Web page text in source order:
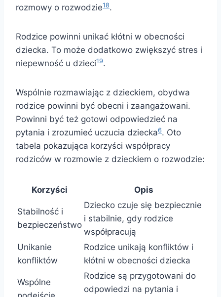
rozmowy o rozwodzie18.
Rodzice powinni unikać kłótni w obecności
dziecka. To może dodatkowo zwiększyć stres i
niepewność u dzieci19.
Wspólnie rozmawiając z dzieckiem, obydwa
rodzice powinni być obecni i zaangażowani.
Powinni być też gotowi odpowiedzieć na
pytania i zrozumieć uczucia dziecka6. Oto
tabela pokazująca korzyści współpracy
rodziców w rozmowie z dzieckiem o rozwodzie:
Korzyści Opis
Stabilność i
bezpieczeństwo
Dziecko czuje się bezpiecznie
i stabilnie, gdy rodzice
współpracują
Unikanie
konfliktów
Rodzice unikają konfliktów i
kłótni w obecności dziecka
Wspólne
Rodzice są przygotowani do
odpowiedzi na pytania i